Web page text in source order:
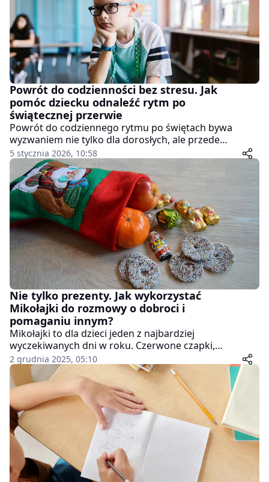
Powrót do codzienności bez stresu. Jak
pomóc dziecku odnaleźć rytm po
świątecznej przerwie
Powrót do codziennego rytmu po świętach bywa
wyzwaniem nie tylko dla dorosłych, ale przede
wszystkim dla dzieci. Zmiana godzin snu,
rozregulowane posiłki, przerwa od szkolnych
obowiązków i większa swoboda dnia sprawiają, że
styczeń często zaczyna się od zmęczenia,
rozdrażnienia i oporu przed powrotem do
"normalności". Kluczem jest spokojne, stopniowe
przywracanie rutyny – bez presji i bez rewolucyjnych
postanowień.
5 stycznia 2026, 10:58
Nie tylko prezenty. Jak wykorzystać
Mikołajki do rozmowy o dobroci i
pomaganiu innym?
Mikołajki to dla dzieci jeden z najbardziej
wyczekiwanych dni w roku. Czerwone czapki,
błyszczące paczki i czekoladowe mikołaje od rana
wprowadzają w świąteczny nastrój. Jednak za tą
radością może kryć się coś znacznie ważniejszego niż
prezenty – lekcja empatii, dzielenia się i dobroci. To
właśnie 6 grudnia warto przypomnieć najmłodszym, że
magia św. Mikołaja nie polega na dostawaniu, ale na
dawaniu.
2 grudnia 2025, 05:10